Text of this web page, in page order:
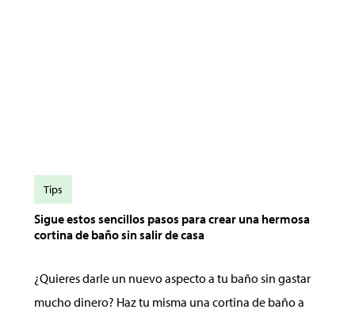
Sigue estos sencillos pasos para crear una hermosa
cortina de baño sin salir de casa
¿Quieres darle un nuevo aspecto a tu baño sin gastar
mucho dinero? Haz tu misma una cortina de baño a
Tips